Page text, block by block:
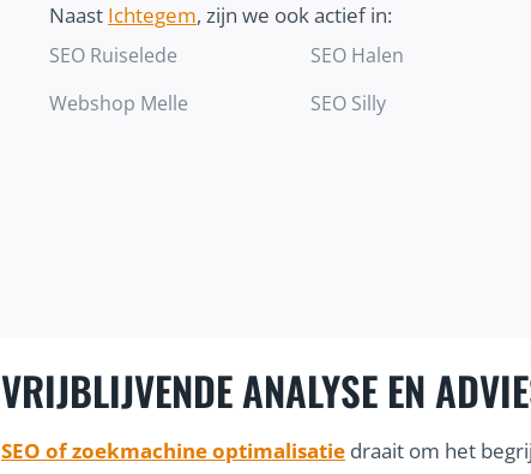
Naast Ichtegem, zijn we ook actief in:
SEO Ruiselede SEO Halen
Webshop Melle
SEO Silly
VRIJBLIJVENDE ANALYSE EN
SEO of zoekmachine optimalisatie draait om het